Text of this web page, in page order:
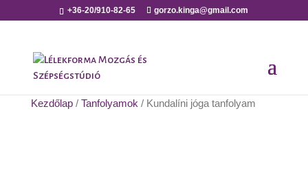
+36-20/910-82-65 gorzo.kinga@gmail.com
Kezdőlap/ Tanfolyamok / Kundalíni jóga tanfolyam